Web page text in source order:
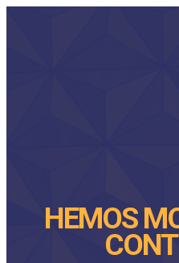
HEMOS